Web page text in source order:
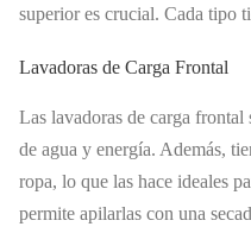
superior es crucial. Cada tipo
Lavadoras de Carga Frontal
Las lavadoras de carga frontal
de agua y energía. Además,
ropa, lo que las hace ideales
permite apilarlas con una